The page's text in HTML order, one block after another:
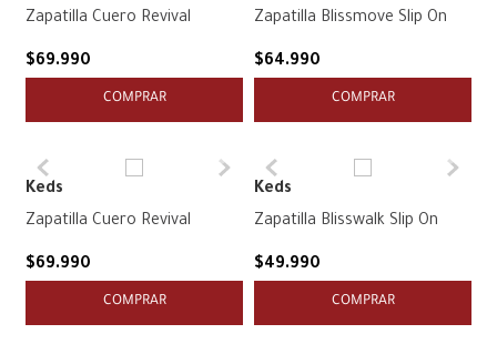
Zapatilla Cuero Revival
$69.990
COMPRAR
Zapatilla Blissmove Slip On
$64.990
COMPRAR
Keds
Zapatilla Cuero Revival
$69.990
COMPRAR
Keds
Zapatilla Blisswalk Slip On
$49.990
COMPRAR